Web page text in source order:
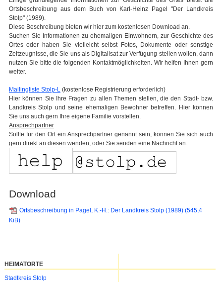
Ortsbeschreibung aus dem Buch von Karl-Heinz Pagel "Der Landkreis
Stolp" (1989).
Diese Beschreibung bieten wir hier zum kostenlosen Download an.
Suchen Sie Informationen zu ehemaligen Einwohnern, zur Geschichte des
Ortes oder haben Sie vielleicht selbst Fotos, Dokumente oder sonstige
Zeitzeugnisse, die Sie uns als Digitalisat zur Verfügung stellen wollen, dann
nutzen Sie bitte die folgenden Kontaktmöglichkeiten. Wir helfen Ihnen gern
weiter.
Mailingliste Stolp-L (kostenlose Registrierung erforderlich)
Hier können Sie Ihre Fragen zu allen Themen stellen, die den Stadt- bzw.
Landkreis Stolp und seine ehemaligen Bewohner betreffen. Hier können
Sie uns auch gern Ihre eigene Familie vorstellen.
Ansprechpartner
Sollte für den Ort ein Ansprechpartner genannt sein, können Sie sich auch
gern direkt an diesen wenden, oder Sie senden eine Nachricht an:
Download
Ortsbeschreibung in Pagel, K.-H.: Der Landkreis Stolp (1989) (545,4
KiB)
HEIMATORTE
Navigation
Stadtkreis Stolp